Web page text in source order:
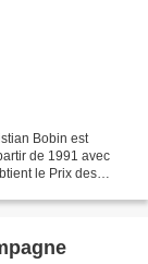
Bobin est
de 1991 avec
le Prix des